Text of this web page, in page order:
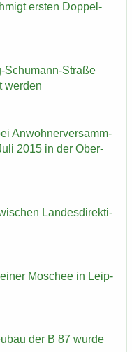
ers­ten Dop­pel­
​Schumann-Straße
wer­den
An­woh­ner­ver­samm­
2015 in der Ober­
Lan­des­di­rek­ti­
Mo­schee in Leip­
der B 87 wurde